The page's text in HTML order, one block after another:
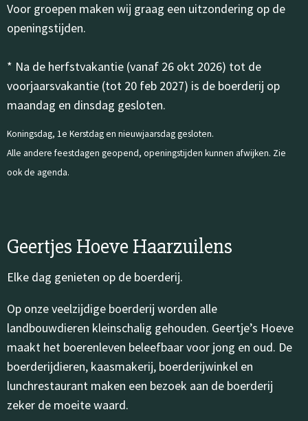
Voor groepen maken wij graag een uitzondering op de
openingstijden.
* Na de herfstvakantie (vanaf 26 okt 2026) tot de
voorjaarsvakantie (tot 20 feb 2027) is de boerderij op
maandag en dinsdag gesloten.
Koningsdag, 1e Kerstdag en nieuwjaarsdag gesloten.
Alle andere feestdagen geopend, openingstijden kunnen afwijken. Zie
ook de agenda.
Geertjes Hoeve Haarzuilens
Elke dag genieten op de boerderij.
Op onze veelzijdige boerderij worden alle
landbouwdieren kleinschalig gehouden. Geertje’s Hoeve
maakt het boerenleven beleefbaar voor jong en oud. De
boerderijdieren, kaasmakerij, boerderijwinkel en
lunchrestaurant maken een bezoek aan de boerderij
zeker de moeite waard.